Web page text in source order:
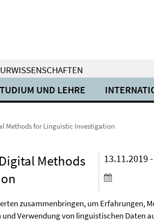
UND LEHRE
Methods for Linguistic Investigation
Methods
13.11.2019
zusammenbringen, um Erfahrungen,
Verwendung von linguistischen Daten